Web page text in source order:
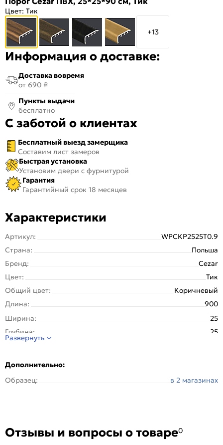
Цвет: Тик
+13
Информация о доставке:
Доставка вовремя
от 690 ₽
Пункты выдачи
бесплатно
С заботой о клиентах
Бесплатный выезд замерщика
Составим лист замеров
Быстрая установка
Установим двери с фурнитурой
Гарантия
Гарантийный срок 18 месяцев
Характеристики
Артикул:
WPCKP2525T0.9
Страна:
Польша
Бренд:
Cezar
Цвет:
Тик
Общий цвет:
Коричневый
Длина:
900
Ширина:
25
Глубина:
25
Особенности:
Порог уголовой из ПХВ с ламинированной
Развернуть
Дополнительно:
Образец:
в 2 магазинах
Отзывы и вопросы о товаре0